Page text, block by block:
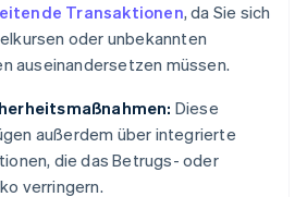
Transaktionen, da Sie sich
oder unbekannten
auseinandersetzen müssen.
Diese
außerdem über integrierte
die das Betrugs- oder
verringern.